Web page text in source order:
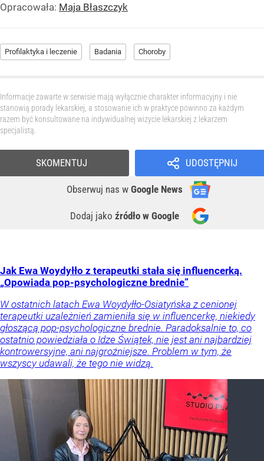
Opracowała: Maja Błaszczyk
Profilaktyka i leczenie Badania Choroby
Informacje zawarte w serwisie mają wyłącznie charakter informacyjny i nie
stanowią porady lekarskiej, a stosowanie ich w praktyce powinno za każdym
razem być konsultowane na indywidualnej wizycie lekarskiej z lekarzem
specjalistą.
UDOSTĘPNIJ
Obserwuj nas w Google News
Dodaj jako źródło w Google
SKOMENTUJ
Jak Ewa Woydyłło z terapeutki stała się influencerką.
„Opowiada pop-psychologiczne brednie”
W ostatnich latach Ewa Woydyłło-Osiatyńska z cenionej
terapeutki uzależnień zamieniła się w influencerkę, niekiedy
głoszącą pop-psychologiczne brednie. Paradoksalnie to, co
ostatnio powiedziała o Idze Świątek, nie jest ani najbardziej
kontrowersyjne, ani najgroźniejsze. Problem w tym, że
wszyscy udawali, że tego nie widzą.